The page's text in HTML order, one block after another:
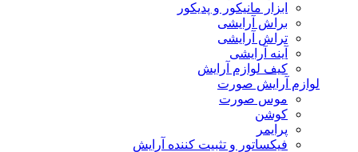
ابزار مانیکور و پدیکور
براش آرایشی
تراش آرایشی
آینه آرایشی
کیف لوازم آرایش
لوازم آرایش صورت
موس صورت
کوشن
پرایمر
فیکساتور و تثبیت کننده آرایش